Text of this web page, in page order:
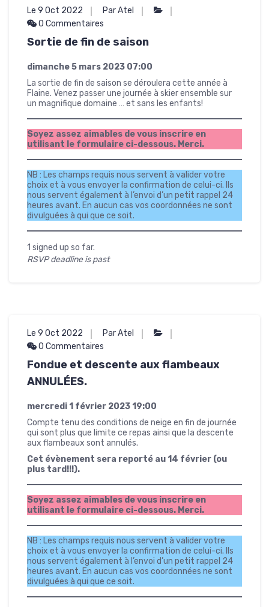
Le 9 Oct 2022
Par Atel
0 Commentaires
Sortie de fin de saison
dimanche 5 mars 2023 07:00
La sortie de fin de saison se déroulera cette année à
Flaine. Venez passer une journée à skier ensemble sur
un magnifique domaine … et sans les enfants!
Soyez assez aimables de vous inscrire en
utilisant le formulaire ci-dessous. Merci.
NB : Les champs requis nous servent à valider votre
choix et à vous envoyer la confirmation de celui-ci. Ils
nous servent également à l’envoi d’un petit rappel 24
heures avant. En aucun cas vos coordonnées ne sont
divulguées à qui que ce soit.
1 signed up so far.
RSVP deadline is past
Le 9 Oct 2022
Par Atel
0 Commentaires
Fondue et descente aux flambeaux
ANNULÉES.
mercredi 1 février 202319:00
Compte tenu des conditions de neige en fin de journée
qui sont plus que limite ce repas ainsi que la descente
aux flambeaux sont annulés.
Cet évènement sera reporté au 14 février (ou
plus tard!!!).
Soyez assez aimables de vous inscrire en
utilisant le formulaire ci-dessous. Merci.
NB : Les champs requis nous servent à valider votre
choix et à vous envoyer la confirmation de celui-ci. Ils
nous servent également à l’envoi d’un petit rappel 24
heures avant. En aucun cas vos coordonnées ne sont
divulguées à qui que ce soit.